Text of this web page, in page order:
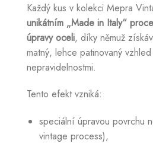
Každý kus v kolekci Mepra
unikátním „Made in Italy“
úpravy oceli, díky němuž
matný, lehce patinovaný
nepravidelnostmi.
Tento efekt vzniká:
speciální úpravou povrchu
vintage process),